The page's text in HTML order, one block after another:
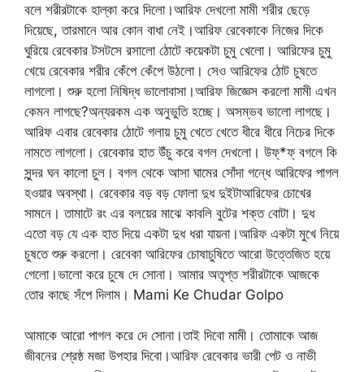
বলে শরীরটাকে হাল্কা করে দিলো।আরিফ দেখলো মামী শরীর ছেড়ে
দিয়েছে, তারমানে আর কোন বাধা নেই।আরিফ রেবেকাকে নিজের দিকে
ঘুরিয়ে রেবেকার টসটসে রসালো ঠোটে কয়েকটা চুমু খেলো। আরিফের চুমু
খেয়ে রেবেকার শরীর কেঁপে কেঁপে উঠলো। সেও আরিফের ঠোট চুষতে
লাগলো। শুরু হলো নিষিদ্ধ ভালোবাসা।আরিফ জিজ্ঞেস করলো মামী এখন
কেমন লাগছে?অন্যরকম এক অনুভুতি হচ্ছে। অসম্ভব ভালো লাগছে।
আরিফ এবার রেবেকার ঠোটে গলায় চুমু খেতে খেতে ধীরে ধীরে নিচের দিকে
নামতে লাগলো। রেবেকার হাত উঁচু করে বগল দেখলো। উফ্*ফ্ বগলে কি
সুন্দর ঘন কালো চুল। বগল থেকে আসা ঘামের সোঁদা গন্ধে আরিফের পাগল
হওয়ার অবস্থা। রেবেকার বড় বড় ফোলা দুধ দুইটাআরিফের চোখের
সামনে। তামাটে রং এর বলয়ের মাঝে কাবলি বুটের শক্ত বোটা। দুধ
এতো বড় যে এক হাত দিয়ে একটা দুধ ধরা যায়না।আরিফ একটা মুখে নিয়ে
চুষতে শুরু করলো। রেবেকা আরিফের চোষাচুষিতে আরো উত্তেজিত হয়ে
গেলো।ভালো করে চুষে দে সোনা। আমার অতৃপ্ত শরীরটাকে আজকে
তোর কাছে সঁপে দিলাম। Mami Ke Chudar Golpo
আমাকে আরো পাগল করে দে সোনা।তাই দিবো মামী। তোমাকে আজ
জীবনের শ্রেষ্ঠ মজা উপহার দিবো।আরিফ রেবেকার ভারী পেট ও নাভী